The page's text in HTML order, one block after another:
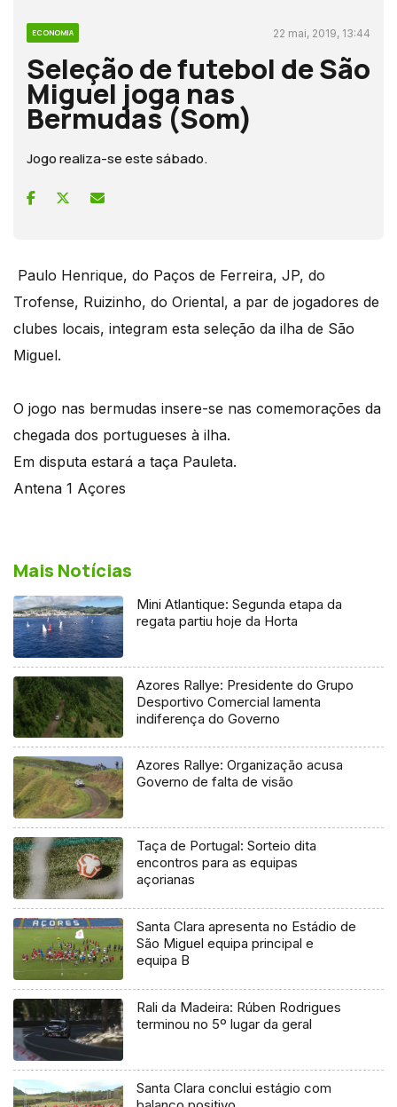
ECONOMIA 22 mai, 2019, 13:44
Seleção de futebol de São
Miguel joga nas
Bermudas (Som)
Jogo realiza-se este sábado.
Paulo Henrique, do Paços de Ferreira, JP, do
Trofense, Ruizinho, do Oriental, a par de jogadores de
clubes locais, integram esta seleção da ilha de São
Miguel.
O jogo nas bermudas insere-se nas comemorações da
chegada dos portugueses à ilha.
Em disputa estará a taça Pauleta.
Antena 1 Açores
Mais Notícias
Mini Atlantique: Segunda etapa da
regata partiu hoje da Horta
Azores Rallye: Presidente do Grupo
Desportivo Comercial lamenta
indiferença do Governo
Azores Rallye: Organização acusa
Governo de falta de visão
Taça de Portugal: Sorteio dita
encontros para as equipas
açorianas
Santa Clara apresenta no Estádio de
São Miguel equipa principal e
equipa B
Rali da Madeira: Rúben Rodrigues
terminou no 5º lugar da geral
Santa Clara conclui estágio com